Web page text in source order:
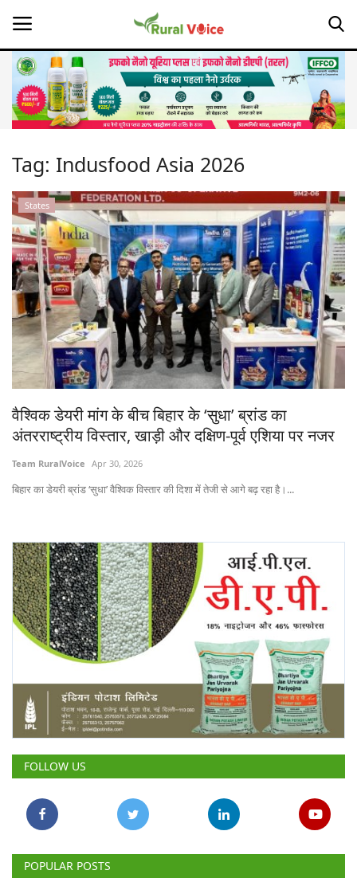
Home
About Us
Leadership Profiles
Opinion
Politics
Magazine
States
Events
Agribusiness
Cooperatives
International
Rural Dialogue
Ground Report
Rural Connect
Gallery
National
Latest News
Agriculture Conclave and NACOF
Awards 2022
Tag: Indusfood Asia 2026
States
वैश्विक डेयरी मांग के बीच बिहार के ‘सुधा’ ब्रांड का
अंतरराष्ट्रीय विस्तार, खाड़ी और दक्षिण-पूर्व एशिया पर नजर
Team RuralVoice Apr 30, 2026
बिहार का डेयरी ब्रांड ‘सुधा’ वैश्विक विस्तार की दिशा में तेजी से आगे बढ़ रहा है।...
FOLLOW US
POPULAR POSTS